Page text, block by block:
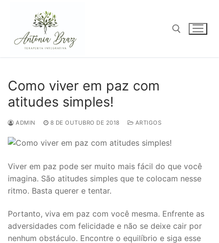
conteúdo
Como viver em paz com
atitudes simples!
ADMIN 8 DE OUTUBRO DE 2018 ARTIGOS
Viver em paz pode ser muito mais fácil do que você
imagina. São atitudes simples que te colocam nesse
ritmo. Basta querer e tentar.
Portanto, viva em paz com você mesma. Enfrente as
adversidades com felicidade e não se deixe cair por
nenhum obstáculo. Encontre o equilíbrio e siga esse